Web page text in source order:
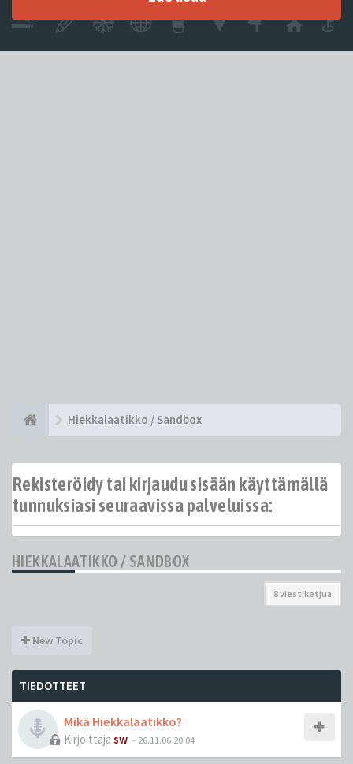
Hiekkalaatikko / Sandbox
Rekisteröidy tai kirjaudu sisään käyttämällä
tunnuksiasi seuraavissa palveluissa:
HIEKKALAATIKKO / SANDBOX
8 viestiketjua
New Topic
TIEDOTTEET
Mikä Hiekkalaatikko?
Kirjoittaja sw - 26.11.06 20:04